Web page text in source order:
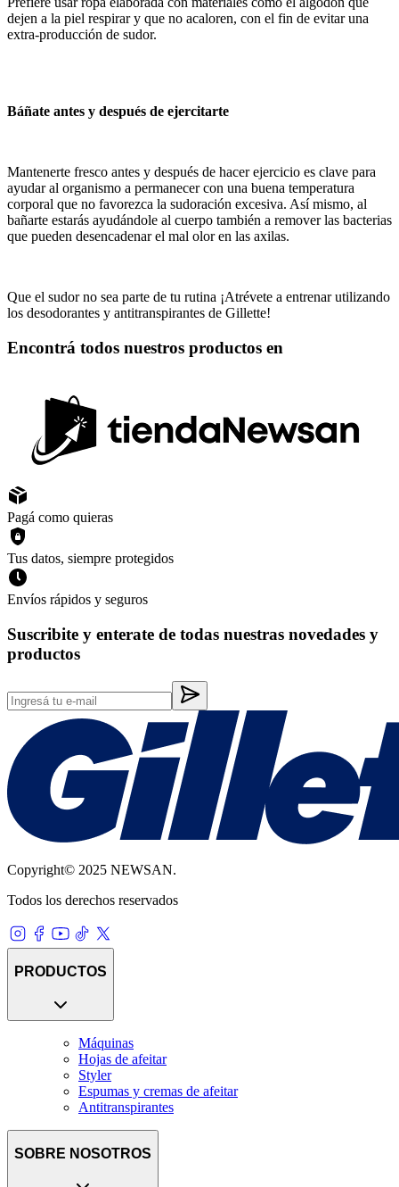
dejen a la piel respirar y que no acaloren, con el fin de evitar una
extra-producción de sudor.
Báñate antes y después de ejercitarte
Mantenerte fresco antes y después de hacer ejercicio es clave para
ayudar al organismo a permanecer con una buena temperatura
corporal que no favorezca la sudoración excesiva. Así mismo, al
bañarte estarás ayudándole al cuerpo también a remover las bacterias
que pueden desencadenar el mal olor en las axilas.
Que el sudor no sea parte de tu rutina ¡Atrévete a entrenar utilizando
los desodorantes y antitranspirantes de Gillette!
Encontrá todos nuestros productos en
Pagá como quieras
Tus datos, siempre protegidos
Envíos rápidos y seguros
Suscribite y enterate de todas nuestras novedades y
productos
Copyright© 2025 NEWSAN.
Todos los derechos reservados
PRODUCTOS
Máquinas
Hojas de afeitar
Styler
Espumas y cremas de afeitar
Antitranspirantes
SOBRE NOSOTROS